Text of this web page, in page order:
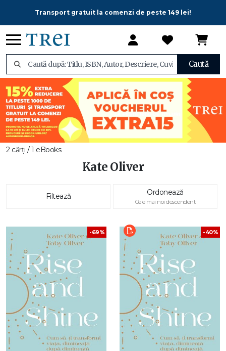
Transport gratuit la comenzi de peste 149 lei!
Caută
2 cărți / 1 eBooks
Kate Oliver
Filtează Ordonează
Cele mai noi descendent
-69% -40%